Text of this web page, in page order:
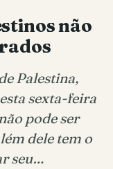
não
Palestina,
sexta-feira
pode ser
dele tem o
seu…